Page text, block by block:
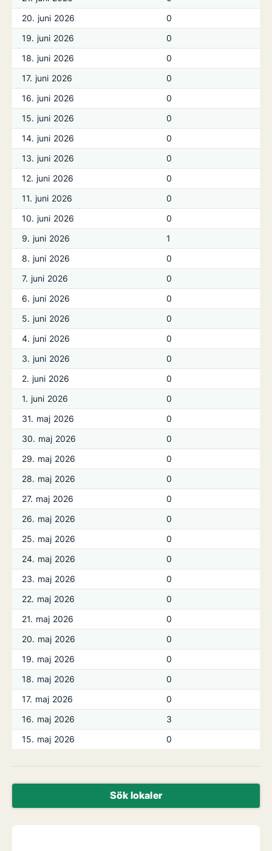
20. juni 2026
0
19. juni 2026
0
18. juni 2026
0
17. juni 2026
0
16. juni 2026
0
15. juni 2026
0
14. juni 2026
0
13. juni 2026
0
12. juni 2026
0
11. juni 2026
0
10. juni 2026
0
9. juni 2026
1
8. juni 2026
0
7. juni 2026
0
6. juni 2026
0
5. juni 2026
0
4. juni 2026
0
3. juni 2026
0
2. juni 2026
0
1. juni 2026
0
31. maj 2026
0
30. maj 2026
0
29. maj 2026
0
28. maj 2026
0
27. maj 2026
0
26. maj 2026
0
25. maj 2026
0
24. maj 2026
0
23. maj 2026
0
22. maj 2026
0
21. maj 2026
0
20. maj 2026
0
19. maj 2026
0
18. maj 2026
0
17. maj 2026
0
16. maj 2026
3
15. maj 2026
0
Sök lokaler